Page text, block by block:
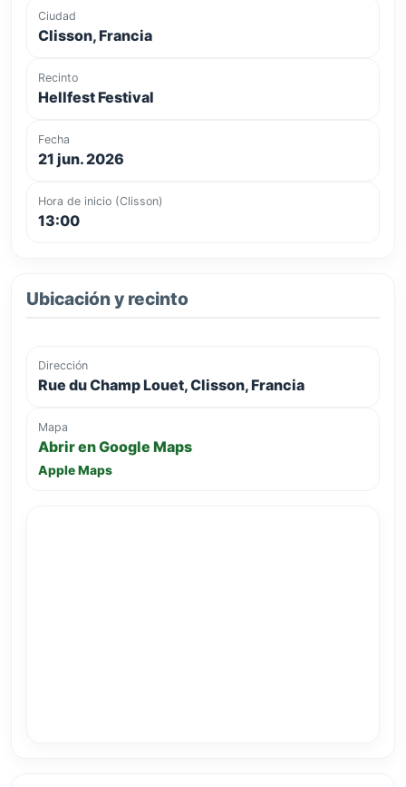
Ciudad
Clisson, Francia
Recinto
Hellfest Festival
Fecha
21 jun. 2026
Hora de inicio (Clisson)
13:00
Ubicación y recinto
Dirección
Rue du Champ Louet, Clisson, Francia
Mapa
Abrir en Google Maps
Apple Maps